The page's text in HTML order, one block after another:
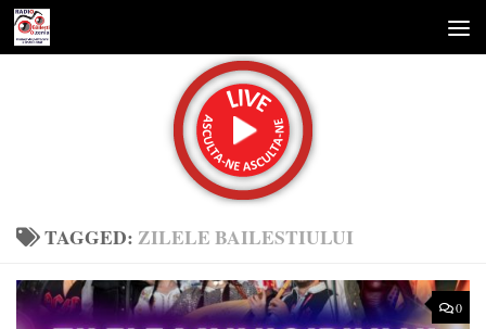
Skip to content
TAGGED:ZILELE BAILESTIULUI
0